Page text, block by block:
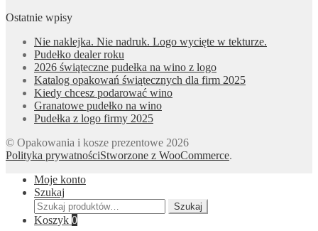
Ostatnie wpisy
Nie naklejka. Nie nadruk. Logo wycięte w tekturze.
Pudełko dealer roku
2026 świąteczne pudełka na wino z logo
Katalog opakowań świątecznych dla firm 2025
Kiedy chcesz podarować wino
Granatowe pudełko na wino
Pudełka z logo firmy 2025
© Opakowania i kosze prezentowe 2026
Polityka prywatnościStworzone z WooCommerce.
Moje konto
Szukaj
Szukaj:
Szukaj
Koszyk 0